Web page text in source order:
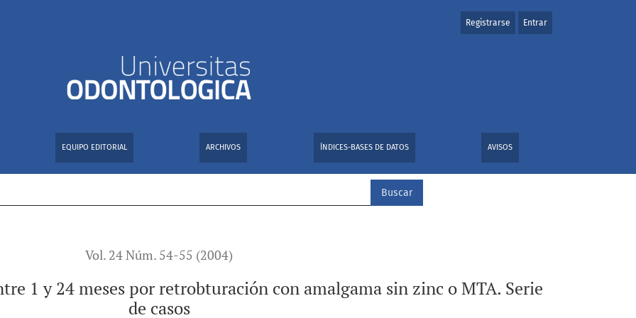
retrobturación con amalgama sin zinc o MTA. Serie de casos
EQUIPO EDITORIAL ARCHIVOS ÍNDICES-BASES DE DATOS AVISOS
Registrarse Entrar
Buscar
Vol. 24 Núm. 54-55 (2004)
1 y 24 meses por retrobturación con amalgama sin zinc o MTA. Serie
de casos